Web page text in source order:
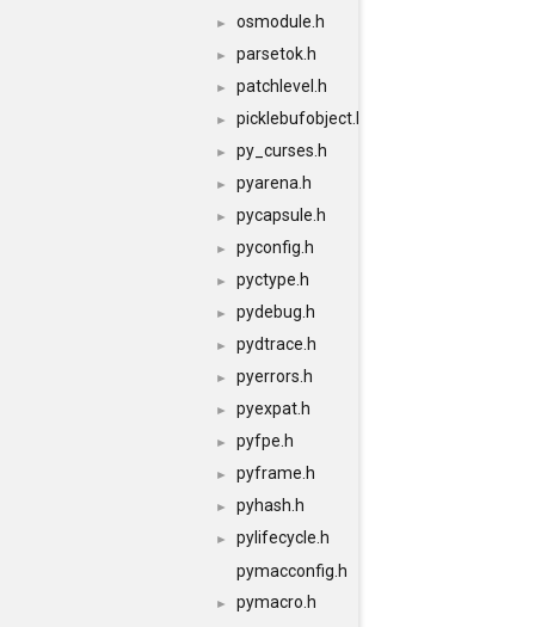
► osmodule.h
► parsetok.h
► patchlevel.h
► picklebufobject.h
► py_curses.h
► pyarena.h
► pycapsule.h
► pyconfig.h
► pyctype.h
► pydebug.h
► pydtrace.h
► pyerrors.h
► pyexpat.h
► pyfpe.h
► pyframe.h
► pyhash.h
►
pylifecycle.h
pymacconfig.h
►
pymacro.h